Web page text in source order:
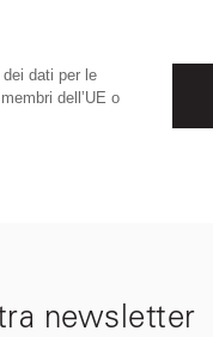
dati per le
dell’UE o
newsletter